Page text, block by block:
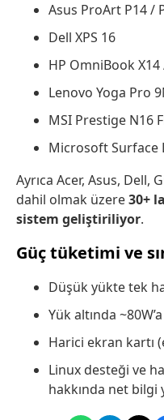
Asus ProArt P14 /
Dell XPS 16
HP OmniBook
Lenovo Yoga Pro
MSI Prestige N16
Microsoft Surface
Ayrıca Acer, Asus, Dell,
dahil olmak üzere30+
sistem geliştiriliyor.
Güç tüketimi ve
Düşük yükte tek
Yük altında
Harici ekran kartı
Linux desteği ve
hakkında net bilgi